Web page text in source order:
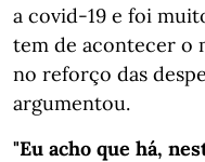
a covid-19 e foi
tem de acontecer o
no reforço das
argumentou.
"Eu acho que há,